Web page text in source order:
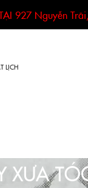
927 Nguyễn
LỊCH